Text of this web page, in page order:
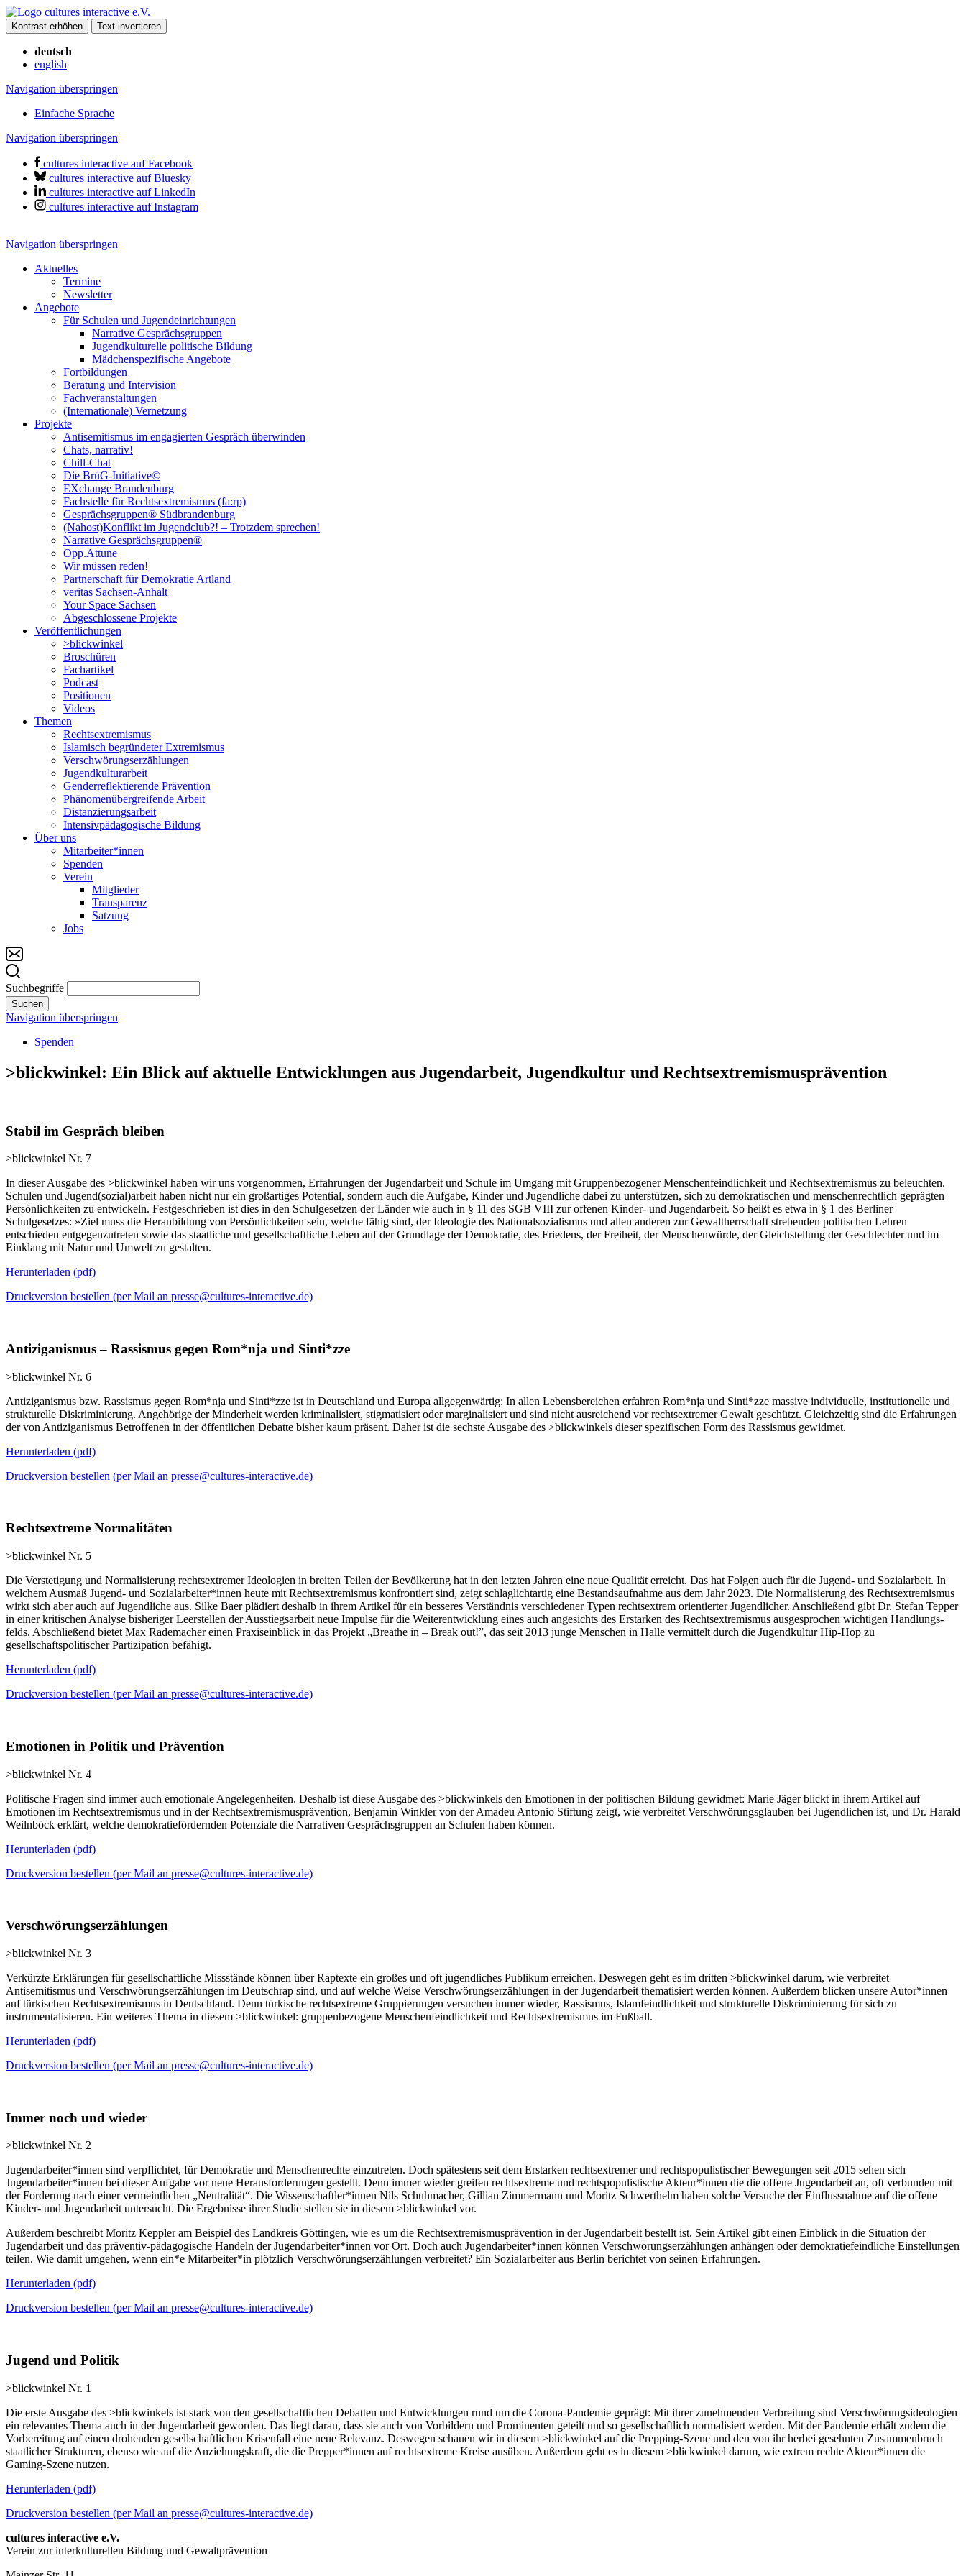
Kontrast erhöhen Text invertieren
deutsch
english
Navigation überspringen
Einfache Sprache
Navigation überspringen
cultures interactive auf Facebook
cultures interactive auf Bluesky
cultures interactive auf LinkedIn
cultures interactive auf Instagram
Navigation überspringen
Aktuelles
Termine
Newsletter
Angebote
Für Schulen und Jugendeinrichtungen
Narrative Gesprächsgruppen
Jugendkulturelle politische Bildung
Mädchenspezifische Angebote
Fortbildungen
Beratung und Intervision
Fachveranstaltungen
(Internationale) Vernetzung
Projekte
Antisemitismus im engagierten Gespräch überwinden
Chats, narrativ!
Chill-Chat
Die BrüG-Initiative©
EXchange Brandenburg
Fachstelle für Rechtsextremismus (fa:rp)
Gesprächsgruppen® Südbrandenburg
(Nahost)Konflikt im Jugendclub?! – Trotzdem sprechen!
Narrative Gesprächsgruppen®
Opp.Attune
Wir müssen reden!
Partnerschaft für Demokratie Artland
veritas Sachsen-Anhalt
Your Space Sachsen
Abgeschlossene Projekte
Veröffentlichungen
>blickwinkel
Broschüren
Fachartikel
Podcast
Positionen
Videos
Themen
Rechtsextremismus
Islamisch begründeter Extremismus
Verschwörungs­erzählungen
Jugendkulturarbeit
Genderreflektierende Prävention
Phänomenüber­greifende Arbeit
Distanzierungsarbeit
Intensivpädagogische Bildung
Über uns
Mitarbeiter*innen
Spenden
Verein
Mitglieder
Transparenz
Satzung
Jobs
Suchbegriffe
Suchen
Navigation überspringen
Spenden
>blickwinkel: Ein Blick auf aktuelle Entwicklungen aus Jugendarbeit, Jugendkultur und Rechtsextremismusprävention
Stabil im Gespräch bleiben
>blickwinkel Nr. 7
In dieser Ausgabe des >blickwinkel haben wir uns vorgenommen, Erfahrungen der Jugendarbeit und Schule im Umgang mit Gruppenbezogener Menschenfeindlichkeit und Rechtsextremismus zu beleuchten.
Schulen und Jugend(sozial)arbeit haben nicht nur ein großartiges Potential, sondern auch die Aufgabe, Kinder und Jugendliche dabei zu unterstützen, sich zu demokratischen und menschenrechtlich geprägten
Persönlichkeiten zu entwickeln. Festgeschrieben ist dies in den Schulgesetzen der Länder wie auch in § 11 des SGB VIII zur offenen Kinder- und Jugendarbeit. So heißt es etwa in § 1 des Berliner
Schulgesetzes: »Ziel muss die Heranbildung von Persönlichkeiten sein, welche fähig sind, der Ideologie des Nationalsozialismus und allen anderen zur Gewaltherrschaft strebenden politischen Lehren
entschieden entgegenzutreten sowie das staatliche und gesellschaftliche Leben auf der Grundlage der Demokratie, des Friedens, der Freiheit, der Menschenwürde, der Gleichstellung der Geschlechter und im
Einklang mit Natur und Umwelt zu gestalten.
Herunterladen (pdf)
Druckversion bestellen (per Mail an presse@cultures-interactive.de)
Antiziganismus – Rassismus gegen Rom*nja und Sinti*zze
>blickwinkel Nr. 6
Antiziganismus bzw. Rassismus gegen Rom*nja und Sinti*zze ist in Deutschland und Europa allgegenwärtig: In allen Lebensbereichen erfahren Rom*nja und Sinti*zze massive individuelle, institutionelle und
strukturelle Diskriminierung. Angehörige der Minderheit werden kriminalisiert, stigmatisiert oder marginalisiert und sind nicht ausreichend vor rechtsextremer Gewalt geschützt. Gleichzeitig sind die Erfahrungen
der von Antiziganismus Betroffenen in der öffentlichen Debatte bisher kaum präsent. Daher ist die sechste Ausgabe des >blickwinkels dieser spezifischen Form des Rassismus gewidmet.
Herunterladen (pdf)
Druckversion bestellen (per Mail an presse@cultures-interactive.de)
Rechtsextreme Normalitäten
>blickwinkel Nr. 5
Die Verstetigung und Normalisierung rechtsextremer Ideologien in breiten Teilen der Bevölkerung hat in den letzten Jahren eine neue Qualität erreicht. Das hat Folgen auch für die Jugend- und Sozialarbeit. In
welchem Ausmaß Jugend- und Sozialarbeiter*innen heute mit Rechts­extremismus konfrontiert sind, zeigt schlaglichtartig eine Bestands­aufnahme aus dem Jahr 2023. Die Normalisierung des Rechtsextremismus
wirkt sich aber auch auf Jugendliche aus. Silke Baer plädiert deshalb in ihrem Artikel für ein besseres Verständnis verschiedener Typen rechts­extrem orientierter Jugendlicher. Anschließend gibt Dr. Stefan Tepper
in einer kritischen Analyse bisheriger Leerstellen der Ausstiegs­arbeit neue Impulse für die Weiterentwicklung eines auch angesichts des Erstarken des Rechts­extremismus ausgesprochen wichtigen Handlungs­
felds. Abschließend bietet Max Rademacher einen Praxiseinblick in das Projekt „Breathe in – Break out!”, das seit 2013 junge Menschen in Halle vermittelt durch die Jugendkultur Hip-Hop zu
gesellschaftspolitischer Partizipation befähigt.
Herunterladen (pdf)
Druckversion bestellen (per Mail an presse@cultures-interactive.de)
Emotionen in Politik und Prävention
>blickwinkel Nr. 4
Politische Fragen sind immer auch emotionale Angele­genheiten. Deshalb ist diese Ausgabe des >blickwinkels den Emotionen in der politischen Bildung gewidmet: Marie Jäger blickt in ihrem Artikel auf
Emotionen im Rechts­extremismus und in der Rechts­extremismus­prävention, Benjamin Winkler von der Amadeu Antonio Stiftung zeigt, wie verbreitet Verschwörungsglauben bei Jugendlichen ist, und Dr. Harald
Weilnböck erklärt, welche demokratie­fördernden Potenziale die Narrativen Gesprächs­gruppen an Schulen haben können.
Herunterladen (pdf)
Druckversion bestellen (per Mail an presse@cultures-interactive.de)
Verschwörungserzählungen
>blickwinkel Nr. 3
Verkürzte Erklärungen für gesellschaftliche Missstände können über Raptexte ein großes und oft jugendliches Publikum erreichen. Deswegen geht es im dritten >blickwinkel darum, wie verbreitet
Antisemitismus und Verschwörungserzählungen im Deutschrap sind, und auf welche Weise Verschwörungserzählungen in der Jugendarbeit thematisiert werden können. Außerdem blicken unsere Autor*innen
auf türkischen Rechtsextremismus in Deutschland. Denn türkische rechtsextreme Gruppierungen versuchen immer wieder, Rassismus, Islamfeindlichkeit und strukturelle Diskriminierung für sich zu
instrumentalisieren. Ein weiteres Thema in diesem >blickwinkel: gruppenbezogene Menschenfeindlichkeit und Rechtsextremismus im Fußball.
Herunterladen (pdf)
Druckversion bestellen (per Mail an presse@cultures-interactive.de)
Immer noch und wieder
>blickwinkel Nr. 2
Jugendarbeiter*innen sind verpflichtet, für Demokratie und Menschenrechte einzutreten. Doch spätestens seit dem Erstarken rechtsextremer und rechtspopulistischer Bewegungen seit 2015 sehen sich
Jugendarbeiter*innen bei dieser Aufgabe vor neue Herausforderungen gestellt. Denn immer wieder greifen rechtsextreme und rechtspopulistische Akteur*innen die die offene Jugendarbeit an, oft verbunden mit
der Forderung nach einer vermeintlichen „Neutralität“. Die Wissenschaftler*innen Nils Schuhmacher, Gillian Zimmermann und Moritz Schwerthelm haben solche Versuche der Einflussnahme auf die offene
Kinder- und Jugendarbeit untersucht. Die Ergebnisse ihrer Studie stellen sie in diesem >blickwinkel vor.
Außerdem beschreibt Moritz Keppler am Beispiel des Landkreis Göttingen, wie es um die Rechtsextremismusprävention in der Jugendarbeit bestellt ist. Sein Artikel gibt einen Einblick in die Situation der
Jugendarbeit und das präventiv-pädagogische Handeln der Jugendarbeiter*innen vor Ort. Doch auch Jugendarbeiter*innen können Verschwörungserzählungen anhängen oder demokratiefeindliche Einstellungen
teilen. Wie damit umgehen, wenn ein*e Mitarbeiter*in plötzlich Verschwörungserzählungen verbreitet? Ein Sozialarbeiter aus Berlin berichtet von seinen Erfahrungen.
Herunterladen (pdf)
Druckversion bestellen (per Mail an presse@cultures-interactive.de)
Jugend und Politik
>blickwinkel Nr. 1
Die erste Ausgabe des >blickwinkels ist stark von den gesellschaftlichen Debatten und Entwicklungen rund um die Corona-Pandemie geprägt: Mit ihrer zunehmenden Verbreitung sind Verschwörungsideologien
ein relevantes Thema auch in der Jugendarbeit geworden. Das liegt daran, dass sie auch von Vorbildern und Prominenten geteilt und so gesellschaftlich normalisiert werden. Mit der Pandemie erhält zudem die
Vorbereitung auf einen drohenden gesellschaftlichen Krisenfall eine neue Relevanz. Deswegen schauen wir in diesem >blickwinkel auf die Prepping-Szene und den von ihr herbei gesehnten Zusammenbruch
staatlicher Strukturen, ebenso wie auf die Anziehungskraft, die die Prepper*innen auf rechtsextreme Kreise ausüben. Außerdem geht es in diesem >blickwinkel darum, wie extrem rechte Akteur*innen die
Gaming-Szene nutzen.
Herunterladen (pdf)
Druckversion bestellen (per Mail an presse@cultures-interactive.de)
cultures interactive e.V.
Verein zur interkulturellen Bildung und Gewaltprävention